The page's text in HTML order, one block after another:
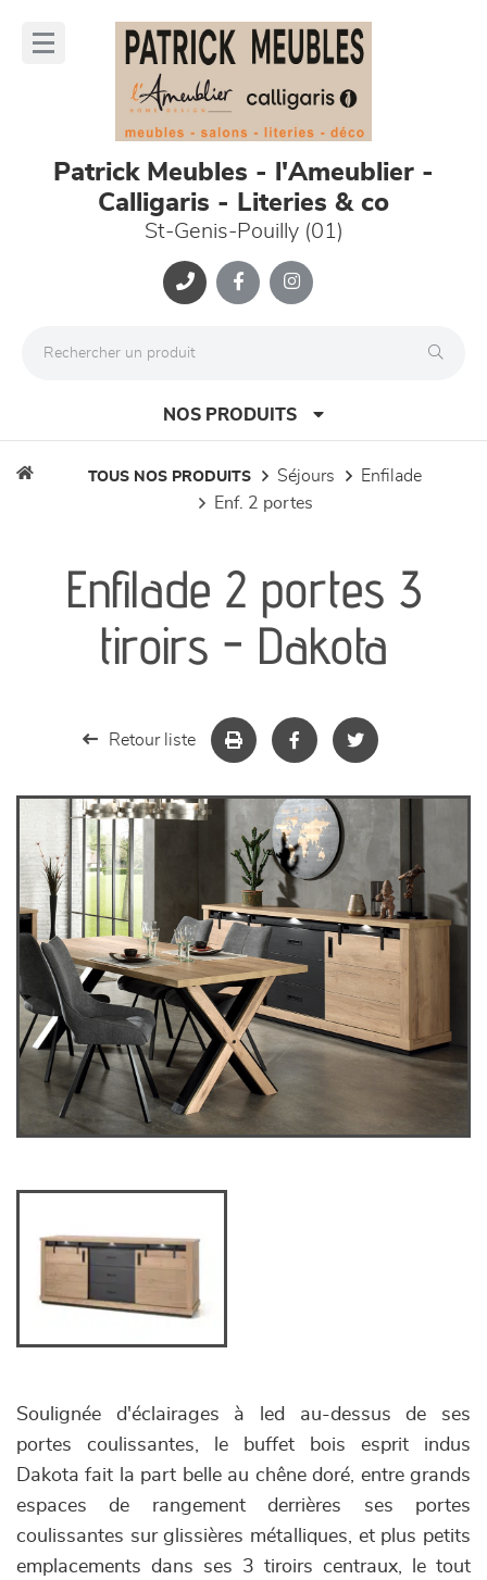
Patrick Meubles - l'Ameublier -
Calligaris - Literies & co
St-Genis-Pouilly (01)
NOS PRODUITS
séjours
meubles de complément
décoration
TOUS NOS PRODUITS séjours
enfilade
enf. 2 portes
Enfilade 2 portes 3
tiroirs - Dakota
Retour liste
Soulignée d'éclairages à led au-dessus de ses
portes coulissantes, le buffet bois esprit indus
Dakota fait la part belle au chêne doré, entre grands
espaces de rangement derrières ses portes
coulissantes sur glissières métalliques, et plus petits
emplacements dans ses 3 tiroirs centraux, le tout